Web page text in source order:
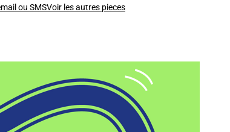
ou SMSVoir les autres pieces